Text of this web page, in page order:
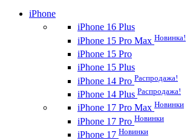
iPhone
iPhone 16 Plus
iPhone 15 Pro Max Новинка!
iPhone 15 Pro
iPhone 15 Plus
iPhone 14 Pro Распродажа!
iPhone 14 Plus Распродажа!
iPhone 17 Pro Max Новинки
iPhone 17 Pro Новинки
iPhone 17 Новинки